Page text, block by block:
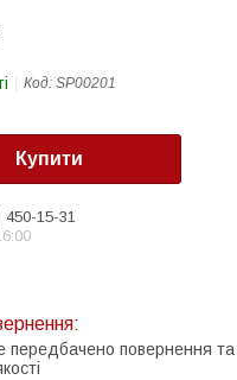
Код: SP00201
Купити
450-15-31
передбачено повернення